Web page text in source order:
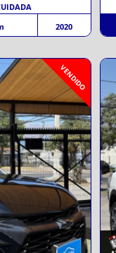
2020
VENDIDO